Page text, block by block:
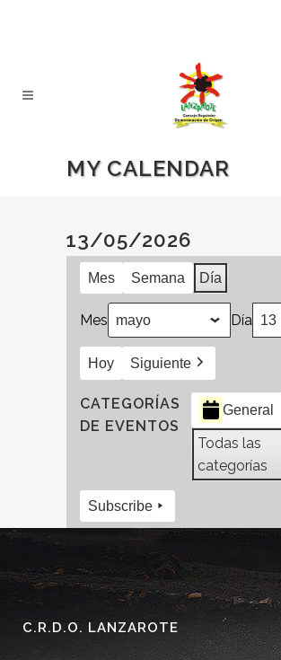
MY CALENDAR
13/05/2026
Mes Semana Día
Mes Día
Hoy Siguiente
CATEGORÍAS
DE EVENTOS
General
Todas las
categorías
Subscribe
C.R.D.O. LANZAROTE